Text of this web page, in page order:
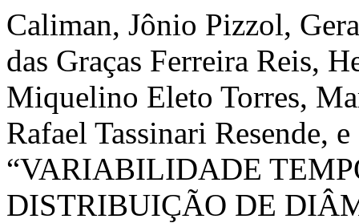
Caliman, Jônio Pizzol,
das Graças Ferreira Reis,
Miquelino Eleto Torres,
Rafael Tassinari Resende,
“VARIABILIDADE
DISTRIBUIÇÃO DE